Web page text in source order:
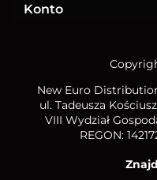
Konto
New Euro
ul. Tadeusza
VIII Wydział
REGON: